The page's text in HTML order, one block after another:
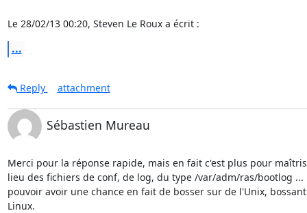
Le 28/02/13 00:20, Steven Le Roux a écrit :
...
Reply attachment
Sébastien Mureau
Merci pour la réponse rapide, mais en fait c'est plus pour
lieu des fichiers de conf, de log, du type /var/adm/ras/bootlog ...
pouvoir avoir une chance en fait de bosser sur de l'Unix,
Linux.